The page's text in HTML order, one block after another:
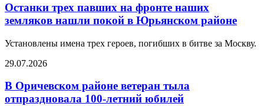
Останки трех павших на фронте наших
земляков нашли покой в Юрьянском районе
Установлены имена трех героев, погибших в битве за Москву.
29.07.2026
В Оричевском районе ветеран тыла
отпраздновала 100-летний юбилей